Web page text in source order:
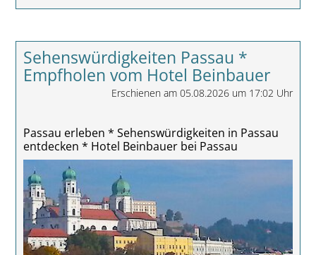
Sehenswürdigkeiten Passau *
Empfholen vom Hotel Beinbauer
Erschienen am 05.08.2026 um 17:02 Uhr
Passau erleben * Sehenswürdigkeiten in Passau
entdecken * Hotel Beinbauer bei Passau